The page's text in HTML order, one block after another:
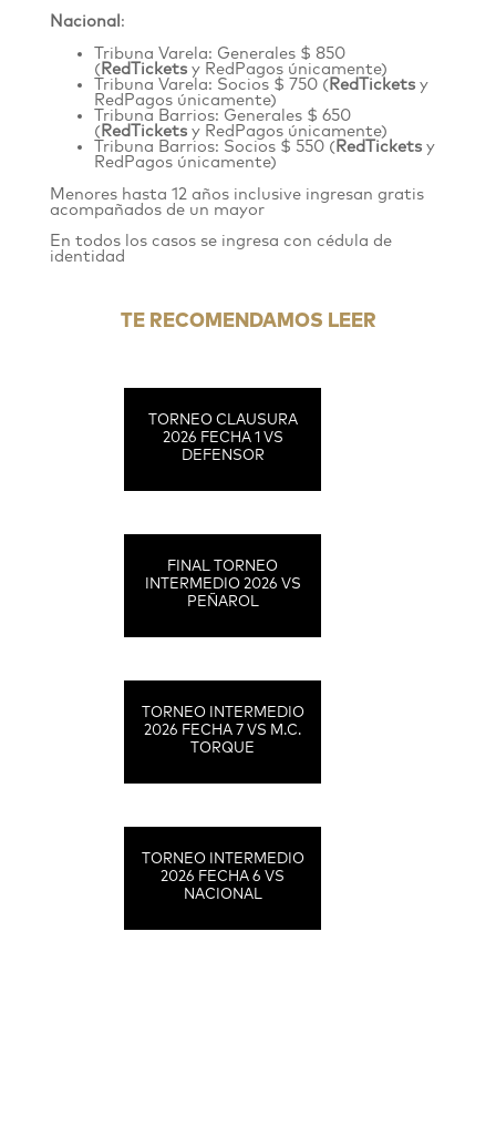
Nacional :
Tribuna Varela: Generales $ 850
(RedTicketsy RedPagos únicamente)
Tribuna Varela: Socios $ 750 (RedTicketsy
RedPagos únicamente)
Tribuna Barrios: Generales $ 650
(RedTicketsy RedPagos únicamente)
Tribuna Barrios: Socios $ 550 (RedTicketsy
RedPagos únicamente)
Menores hasta 12 años inclusive ingresan gratis
acompañados de un mayor
En todos los casos se ingresa con cédula de
identidad
TE RECOMENDAMOS LEER
TORNEO CLAUSURA
2026 FECHA 1 VS
DEFENSOR
FINAL TORNEO
INTERMEDIO 2026 VS
PEÑAROL
TORNEO INTERMEDIO
2026 FECHA 7 VS M.C.
TORQUE
TORNEO INTERMEDIO
2026 FECHA 6 VS
NACIONAL